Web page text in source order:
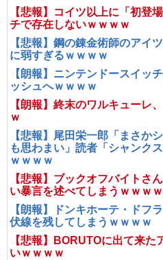
【悲報】コイツ以上に「初登
チで存在しないｗｗｗｗ
【悲報】鋼の錬金術師のアイ
に弱すぎるｗｗｗｗ
【朗報】ニンテンドースイッ
ッシュへｗｗｗｗ
【朗報】終末のワルキューレ
ｗ
【悲報】尾田栄一郎「まさか
も思わまい」読者「シャンク
ｗｗｗｗ
【悲報】ブックオフバイトさ
い暴言を述べてしまうｗｗｗｗ
【朗報】ドンキホーテ・ドフ
伏線を残してしまうｗｗｗｗ
【悲報】BORUTOに出て来
いｗｗｗｗ